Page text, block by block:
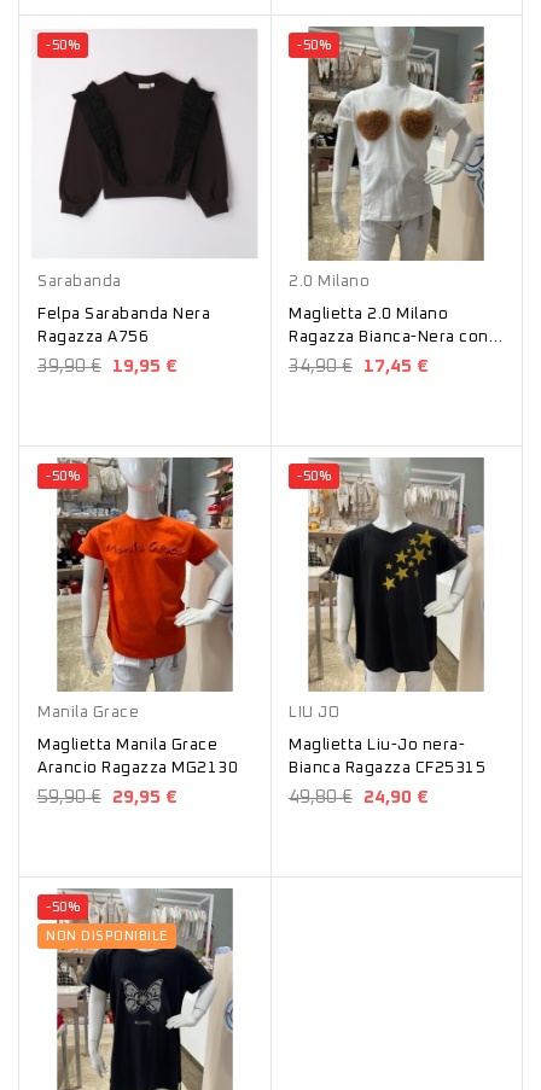
-50%
Sarabanda
Felpa Sarabanda Nera
Ragazza A756
39,90 € 19,95 €
Bianco
Nero
-50%
2.0 Milano
Maglietta 2.0 Milano
Ragazza Bianca-Nera con
cuori T55
34,90 € 17,45 €
Arancione
-50%
Manila Grace
Maglietta Manila Grace
Arancio Ragazza MG2130
59,90 € 29,95 €
Bianco
Nero
-50%
LIU JO
Maglietta Liu-Jo nera-
Bianca Ragazza CF25315
49,80 € 24,90 €
-50%
NON DISPONIBILE